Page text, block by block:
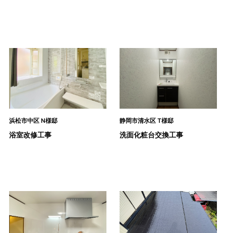
浜松市中区 N様邸
浴室改修工事
静岡市清水区 T様邸
洗面化粧台交換工事